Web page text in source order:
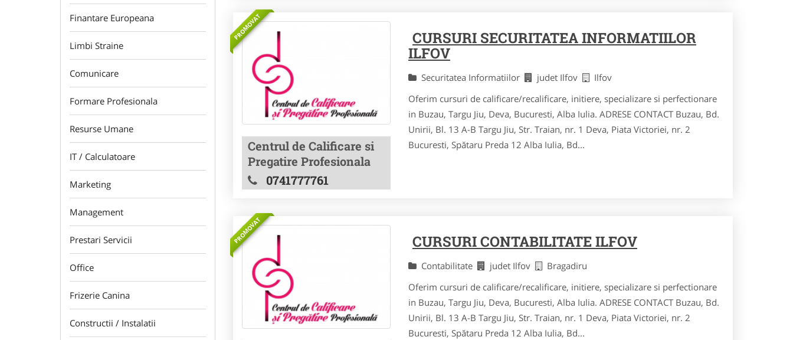
Finantare Europeana
Limbi Straine
Comunicare
Formare Profesionala
Resurse Umane
IT / Calculatoare
Marketing
Management
Prestari Servicii
Office
Frizerie Canina
Constructii / Instalatii
PROMOVAT
Centrul de Calificare si
Pregatire Profesionala
0741777761
CURSURI SECURITATEA INFORMATIILOR
ILFOV
Securitatea Informatiilor judet Ilfov
Ilfov
Oferim cursuri de calificare/recalificare, initiere, specializare si perfectionare
in Buzau, Targu Jiu, Deva, Bucuresti, Alba Iulia. ADRESE CONTACT Buzau, Bd.
Unirii, Bl. 13 A-B Targu Jiu, Str. Traian, nr. 1 Deva, Piata Victoriei, nr. 2
Bucuresti, Spătaru Preda 12 Alba Iulia, Bd...
PROMOVAT CURSURI CONTABILITATE ILFOV
Contabilitate judet Ilfov
Bragadiru
Oferim cursuri de calificare/recalificare, initiere, specializare si perfectionare
in Buzau, Targu Jiu, Deva, Bucuresti, Alba Iulia. ADRESE CONTACT Buzau, Bd.
Unirii, Bl. 13 A-B Targu Jiu, Str. Traian, nr. 1 Deva, Piata Victoriei, nr. 2
Bucuresti, Spătaru Preda 12 Alba Iulia, Bd...